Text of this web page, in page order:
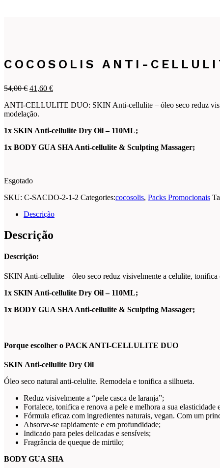
COCOSOLIS ANTI-
54,00€ O
original
era:
41,60 €O
atual
ANTI-CELLULITE DUO: SKIN Anti-cellulite – óleo seco reduz
modelação.
1x SKIN Anti-cellulite Dry Oil – 110ML;
1x BODY GUA SHA Anti-cellulite & Sculpting Massager;
Esgotado
SKU: C-SACDO-2-1-2 Categories:cocosolis, Packs Promocionais
Descrição
Descrição
Descrição:
SKIN Anti-cellulite – óleo seco reduz visivelmente a celulite,
1x SKIN Anti-cellulite Dry Oil – 110ML;
1x BODY GUA SHA Anti-cellulite & Sculpting Massager;
Porque escolher o PACK ANTI-CELLULITE DUO
SKIN Anti-cellulite Dry Oil
Óleo seco natural anti-celulite. Remodela e tonifica a silhueta.
Reduz visivelmente a “pele casca de laranja”;
Fortalece, tonifica e renova a pele e melhora a sua elasticidade
Fórmula eficaz com ingredientes naturais, vegan. Com um
Absorve-se rapidamente e em profundidade;
Indicado para peles delicadas e sensíveis;
Fragrância de queque de mirtilo;
BODY GUA SHA